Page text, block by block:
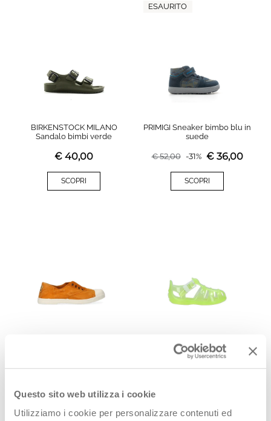
Questo sito web utilizza i cookie
Utilizziamo i cookie per personalizzare contenuti ed
BIRKENSTOCK MILANO
Sandalo bimbi verde
€ 40,00
SCOPRI
ESAURITO
PRIMIGI Sneaker bimbo blu in
suede
€52,00 -31% € 36,00
SCOPRI
€29,00
SCOPRI
€17,99